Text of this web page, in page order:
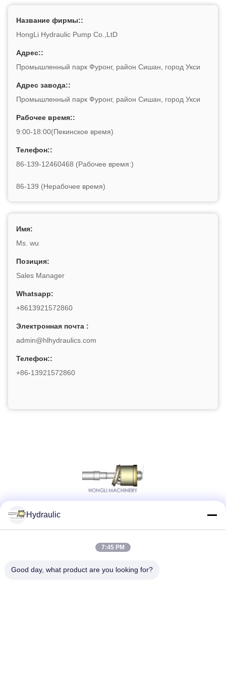
Название фирмы::
HongLi Hydraulic Pump Co.,LtD
Адрес::
Промышленный парк Фуронг, район Сишан, город Укси
Адрес завода::
Промышленный парк Фуронг, район Сишан, город Укси
Рабочее время::
9:00-18:00(Пекинское время)
Телефон::
86-139-12460468 (Рабочее время:)
86-139 (Нерабочее время)
Имя:
Ms. wu
Позиция:
Sales Manager
Whatsapp:
+8613921572860
Электронная почта :
admin@hlhydraulics.com
Телефон::
+86-13921572860
Быстрый контакт
Hydraulic
7:45 PM
Good day, what product are you looking for?